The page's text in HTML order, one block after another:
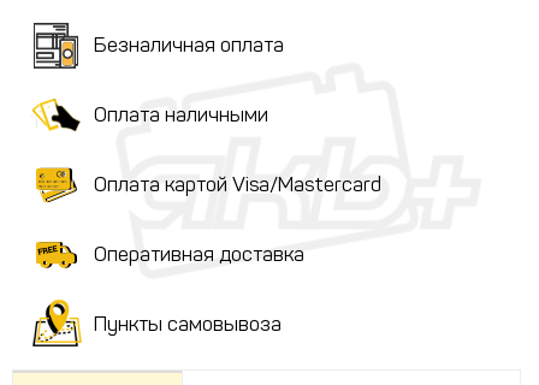
Безналичная оплата
Оплата наличными
Оплата картой Visa/Mastercard
Оперативная доставка
Пункты самовывоза